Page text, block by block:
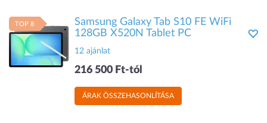
TOP 8
Samsung Galaxy Tab S10 FE WiFi
128GB X520N Tablet PC
12 ajánlat
216 500 Ft-tól
ÁRAK ÖSSZEHASONLÍTÁSA